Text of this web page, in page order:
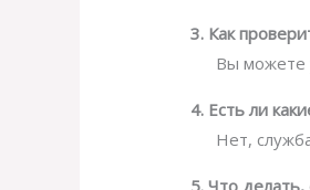
3. Как
Вы можете
4. Есть ли
Нет,